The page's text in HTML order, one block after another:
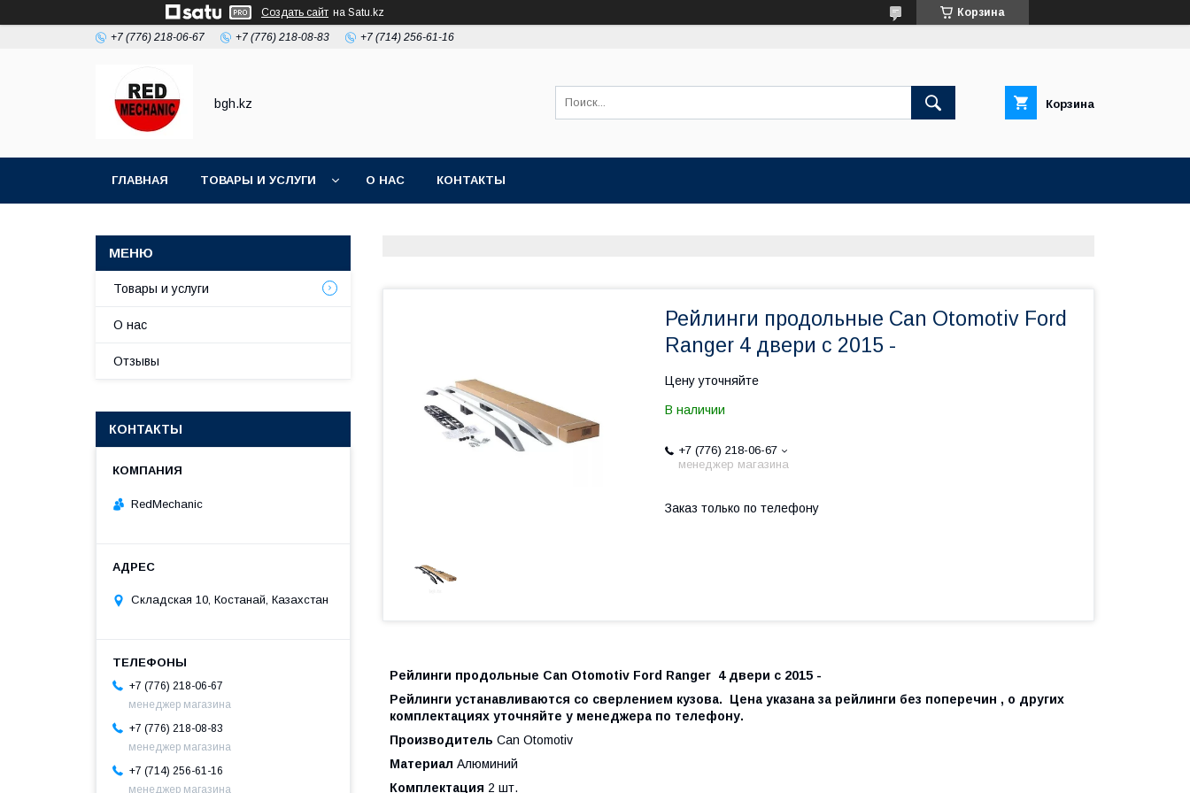
Создать сайт на Satu.kz Корзина
+7 (776) 218-06-67 +7 (776) 218-08-83 +7 (714) 256-61-16
bgh.kz Корзина
ГЛАВНАЯ ТОВАРЫ И УСЛУГИ О НАС КОНТАКТЫ
Рейлинги продольные Can Otomotiv Ford
Ranger 4 двери с 2015 -
Цену уточняйте
В наличии
+7 (776) 218-06-67
менеджер магазина
Заказ только по телефону
Рейлинги продольные Can Otomotiv Ford Ranger 4 двери с 2015 -
Рейлинги устанавливаются со сверлением кузова. Цена указана за рейлинги без поперечин , о других
комплектациях уточняйте у менеджера по телефону.
Производитель Can Otomotiv
Материал Алюминий
Комплектация 2 шт.
Товары и услуги
О нас
Отзывы
КОНТАКТЫ
RedMechanic
Складская 10, Костанай, Казахстан
+7 (776) 218-06-67
менеджер магазина
+7 (776) 218-08-83
менеджер магазина
+7 (714) 256-61-16
менеджер магазина